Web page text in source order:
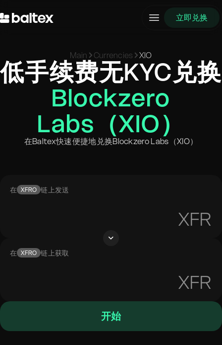
立即兑换
Main Currencies XIO
低手续费无KYC兑换
Blockzero
Labs（XIO）
在Baltex快速便捷地兑换Blockzero Labs（XIO）
在 XFRO 链上发送
XFR
在 XFRO 链上获取
XFR
开始